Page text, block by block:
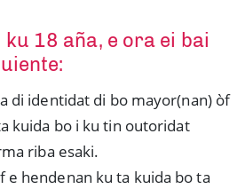
18 aña, e ora ei bai
di identidat di bo mayor(nan) òf
kuida bo i ku tin outoridat
riba esaki.
e hendenan ku ta kuida bo ta